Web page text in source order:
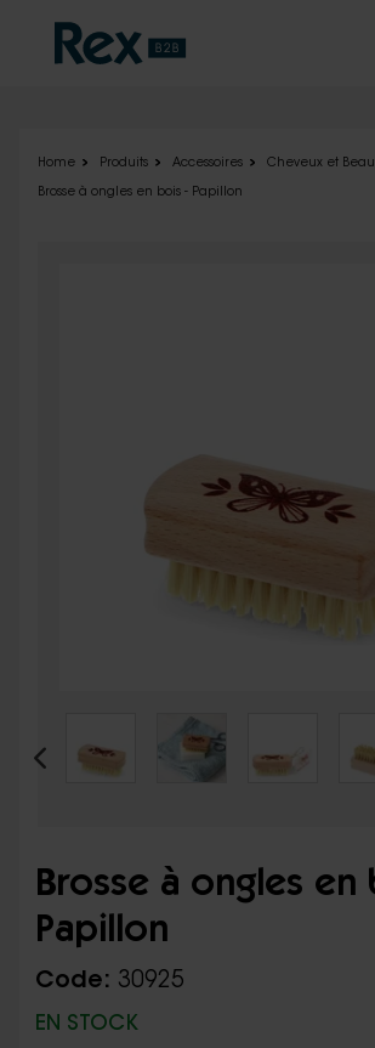
Home Produits Accessoires Cheveux et
Brosse à ongles en bois - Papillon
Brosse à ongles en
Papillon
Code: 30925
EN STOCK